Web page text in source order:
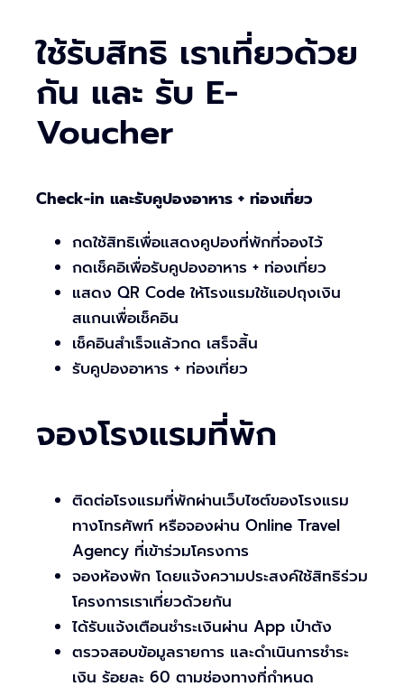
ใช้รับสิทธิ เราเที่ยวด้วย
กัน และ รับ E-
Voucher
Check-in และรับคูปองอาหาร + ท่องเที่ยว
กดใช้สิทธิเพื่อแสดงคูปองที่พักที่จองไว้
กดเช็คอิเพื่อรับคูปองอาหาร + ท่องเที่ยว
แสดง QR Code ให้โรงแรมใช้แอปถุงเงิน
สแกนเพื่อเช็คอิน
เช็คอินสำเร็จแล้วกด เสร็จสิ้น
รับคูปองอาหาร + ท่องเที่ยว
จองโรงแรมที่พัก
ติดต่อโรงแรมที่พักผ่านเว็บไซต์ของโรงแรม
ทางโทรศัพท์ หรือจองผ่าน Online Travel
Agency ที่เข้าร่วมโครงการ
จองห้องพัก โดยแจ้งความประสงค์ใช้สิทธิร่วม
โครงการเราเที่ยวด้วยกัน
ได้รับแจ้งเตือนชำระเงินผ่าน App เป๋าตัง
ตรวจสอบข้อมูลรายการ และดำเนินการชำระ
เงิน ร้อยละ 60 ตามช่องทางที่กำหนด